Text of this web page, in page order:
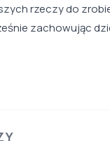
rzeczy do
zachowując